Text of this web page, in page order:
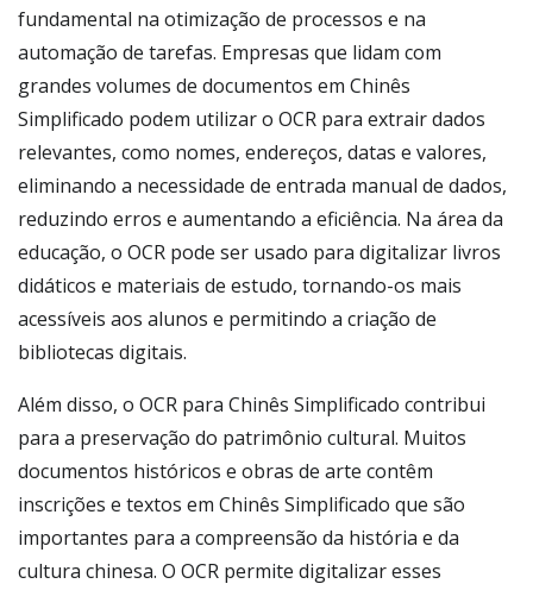
fundamental na otimização de processos e na
automação de tarefas. Empresas que lidam com
grandes volumes de documentos em Chinês
Simplificado podem utilizar o OCR para extrair dados
relevantes, como nomes, endereços, datas e valores,
eliminando a necessidade de entrada manual de dados,
reduzindo erros e aumentando a eficiência. Na área da
educação, o OCR pode ser usado para digitalizar livros
didáticos e materiais de estudo, tornando-os mais
acessíveis aos alunos e permitindo a criação de
bibliotecas digitais.
Além disso, o OCR para Chinês Simplificado contribui
para a preservação do patrimônio cultural. Muitos
documentos históricos e obras de arte contêm
inscrições e textos em Chinês Simplificado que são
importantes para a compreensão da história e da
cultura chinesa. O OCR permite digitalizar esses